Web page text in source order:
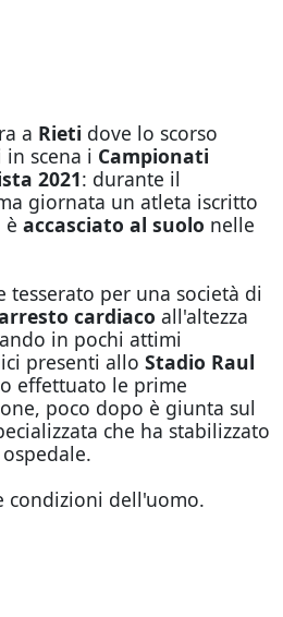
a Rieti dove lo scorso
scena i Campionati
2021: durante il
giornata un atleta iscritto
è accasciato al suolo nelle
tesserato per una società di
cardiaco all'altezza
in pochi attimi
presenti allo Stadio Raul
effettuato le prime
poco dopo è giunta sul
che ha stabilizzato
condizioni dell'uomo.